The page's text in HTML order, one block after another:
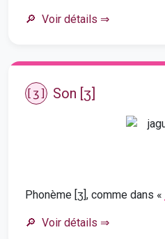
Voir détails ⇒
[ʒ] Son [ʒ]
Phonème [ʒ], comme dans «
Voir détails ⇒